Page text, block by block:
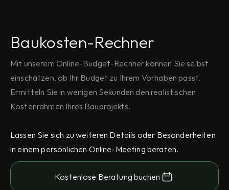
Baukosten-Rechner
Mit unserem Online-Budget-Rechner können Sie selbst
einschätzen, ob Ihr Budget zu Ihrem Vorhaben passt.
Ermitteln Sie in wenigen Sekunden den realistischen
Kostenrahmen Ihres Bauprojekts.
Lassen Sie sich zu weiteren Details oder Besonderheiten
in einem persönlichen Online-Meeting beraten.
Kostenlose Beratung buchen